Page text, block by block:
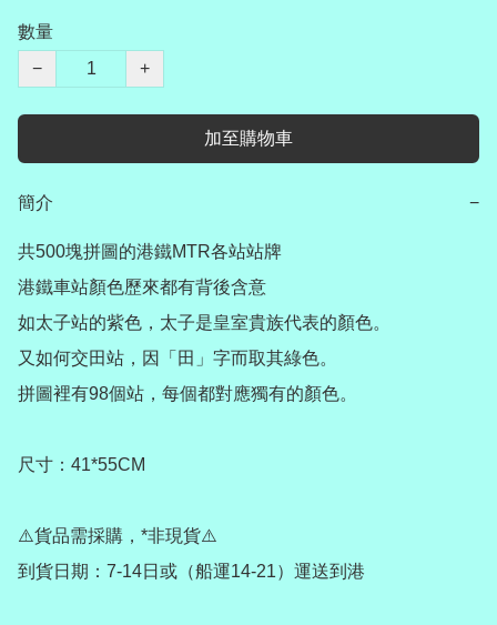
數量
−
+
加至購物車
簡介 −
共500塊拼圖的港鐵MTR各站站牌
港鐵車站顏色歷來都有背後含意
如太子站的紫色，太子是皇室貴族代表的顏色。
又如何交田站，因「田」字而取其綠色。
拼圖裡有98個站，每個都對應獨有的顏色。
尺寸：41*55CM
⚠️貨品需採購，*非現貨⚠️
到貨日期：7-14日或（船運14-21）運送到港